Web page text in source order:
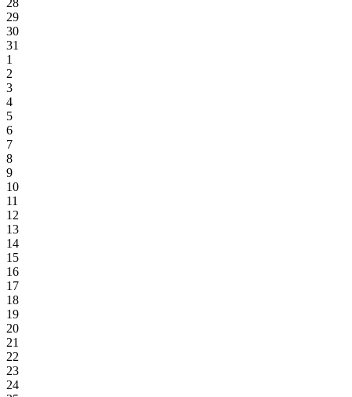
29
30
31
1
2
3
4
5
6
7
8
9
10
11
12
13
14
15
16
17
18
19
20
21
22
23
24